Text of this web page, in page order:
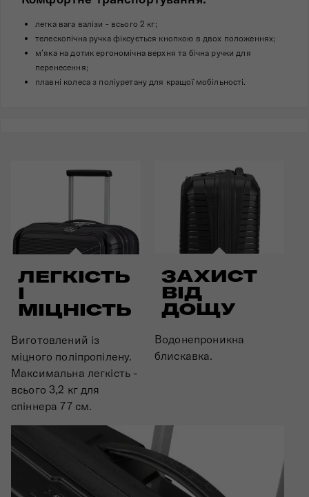
легка вага валізи - всього 2 кг;
телескопічна ручка фіксується кнопкою в двох положеннях;
м’яка на дотик ергономічна верхня та бічна ручки для
перенесення;
плавні колеса з поліуретану для кращої мобільності.
ЛЕГКІСТЬ
І
МІЦНІСТЬ
Виготовлений із
міцного поліпропілену.
Максимальна легкість -
всього 3,2 кг для
спіннера 77 см.
ЗАХИСТ
ВІД
ДОЩУ
Водонепроникна
блискавка.